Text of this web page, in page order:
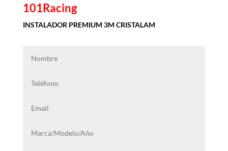
101Racing
INSTALADOR PREMIUM 3M CRISTALAM